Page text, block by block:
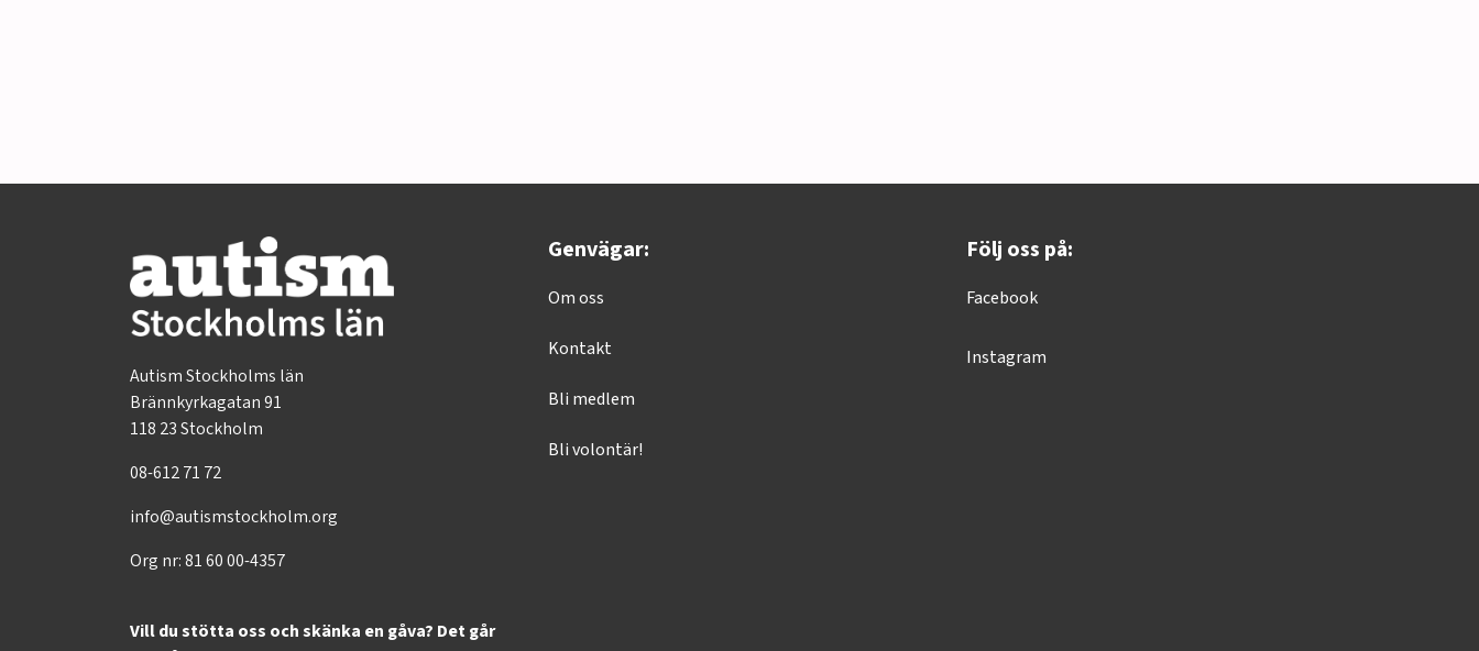
Autism Stockholms län
Brännkyrkagatan 91
118 23 Stockholm
08-612 71 72
info@autismstockholm.org
Org nr: 81 60 00-4357
Vill du stötta oss och skänka en gåva? Det går
Genvägar:
Om oss
Kontakt
Bli medlem
Bli volontär!
Följ oss på:
Facebook
Instagram